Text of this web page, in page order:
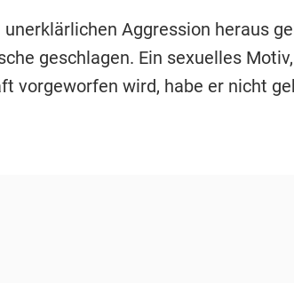
Aggression heraus
geschlagen. Ein sexuelles
vorgeworfen wird, habe er nicht